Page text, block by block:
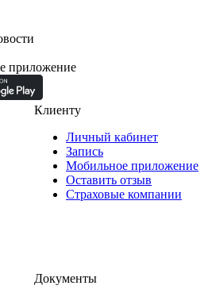
приложение
Клиенту
Личный кабинет
Запись
Мобильное приложение
Оставить отзыв
Страховые компании
Документы